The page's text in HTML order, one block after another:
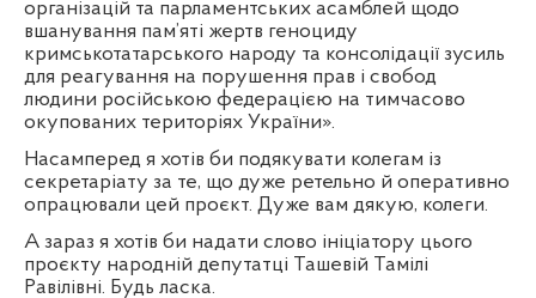
організацій та парламентських асамблей щодо
вшанування пам’яті жертв геноциду
кримськотатарського народу та консолідації зусиль
для реагування на порушення прав і свобод
людини російською федерацією на тимчасово
окупованих територіях України».
Насамперед я хотів би подякувати колегам із
секретаріату за те, що дуже ретельно й оперативно
опрацювали цей проєкт. Дуже вам дякую, колеги.
А зараз я хотів би надати слово ініціатору цього
проєкту народній депутатці Ташевій Тамілі
Равілівні. Будь ласка.